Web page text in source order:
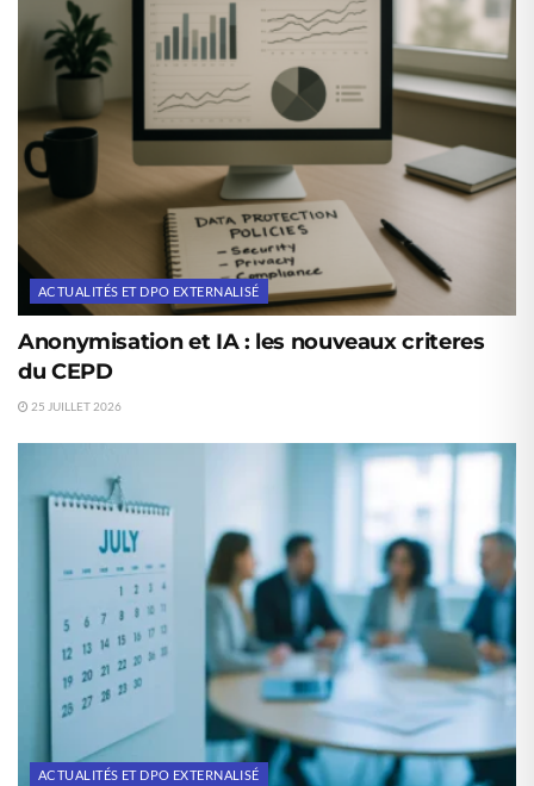
ACTUALITÉS ET DPO EXTERNALISÉ
Anonymisation et IA : les nouveaux criteres
du CEPD
25 JUILLET 2026
ACTUALITÉS ET DPO EXTERNALISÉ